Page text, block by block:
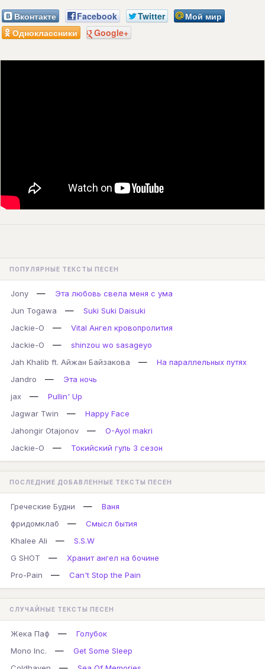
Вконтакте Facebook Twitter
Мой мир
Одноклассники
Google+
ПОПУЛЯРНЫЕ ТЕКСТЫ ПЕСЕН
Jony —
Эта любовь свела меня с ума
Jun Togawa
—
Suki Suki Daisuki
Jackie-O
—
Vital Ангел кровопролития
Jackie-O
—
shinzou wo sasageyo
Jah Khalib ft. Айжан Байзакова
—
На параллельных путях
Jandro
—
Эта ночь
jax
—
Pullin' Up
Jagwar Twin
—
Happy Face
Jahongir Otajonov
—
O-Ayol makri
Jackie-O
— Токийский гуль 3 сезон
ПОСЛЕДНИЕ ДОБАВЛЕННЫЕ ТЕКСТЫ ПЕСЕН
Греческие Будни —
Ваня
фридомклаб
—
Смысл бытия
Khalee Ali
—
S.S.W
G SHOT
—
Хранит ангел на бочине
Pro-Pain
— Can't Stop the Pain
СЛУЧАЙНЫЕ ТЕКСТЫ ПЕСЕН
Жека Паф —
Голубок
Mono Inc.
—
Get Some Sleep